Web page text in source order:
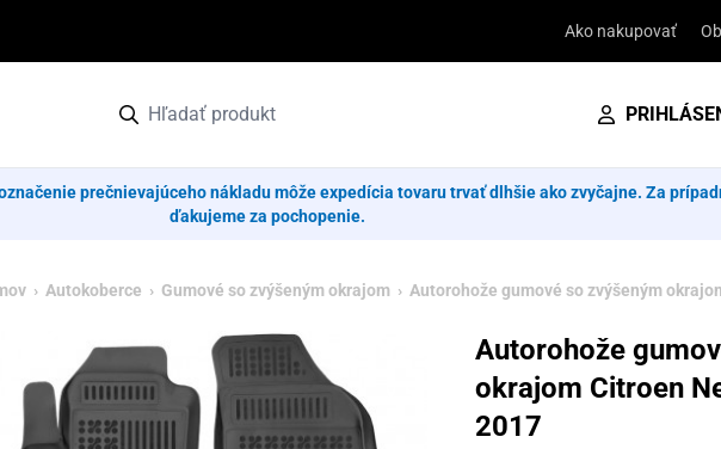
Ako nakupovať
prečnievajúceho nákladu môže expedícia tovaru trvať dlhšie ako zvyčajne. Za
ďakujeme za pochopenie.
› Autokoberce › Gumové so zvýšeným okrajom › Autorohože gumové so zvýšeným
Autorohože
okrajom Citroen
2017